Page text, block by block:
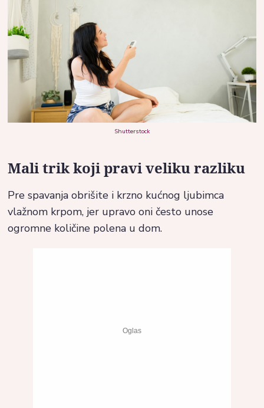
Shutterstock
Mali trik koji pravi veliku razliku
Pre spavanja obrišite i krzno kućnog ljubimca
vlažnom krpom, jer upravo oni često unose
ogromne količine polena u dom.